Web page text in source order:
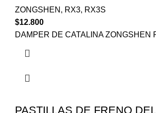
ZONGSHEN , RX3, RX3S
$12.800
DAMPER DE CATALINA ZONGSHEN
PASTILLAS DE FRENO